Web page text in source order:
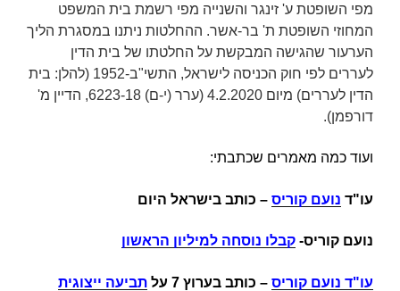
מפי השופטת ע' זינגר והשנייה מפי רשמת בית המשפט
המחוזי השופטת ת' בר-אשר. ההחלטות ניתנו במסגרת הליך
הערעור שהגישה המבקשת על החלטתו של בית הדין
לעררים לפי חוק הכניסה לישראל, התשי"ב-1952 (להלן: בית
הדין לעררים) מיום 4.2.2020 (ערר (י-ם) 6223-18, הדיין מ'
דורפמן).
ועוד כמה מאמרים שכתבתי:
עו"ד נועם קוריס – כותב בישראל היום
נועם קוריס- קבלו נוסחה למיליון הראשון
עו"ד נועם קוריס – כותב בערוץ 7 על תביעה ייצוגית